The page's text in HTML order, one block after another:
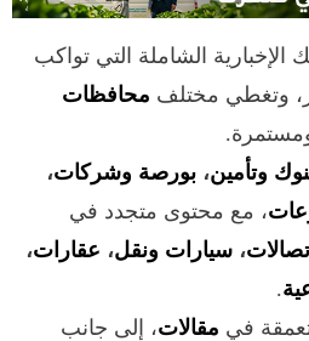
الإخبارية الشاملة التي تواكب
وتغطي مختلف محافظات
ومستمرة.
وتأمين، بورصة وشركات،
، مع محتوى متجدد في
، سيارات ونقل، عقارات،
.
في مقالات، إلى جانب